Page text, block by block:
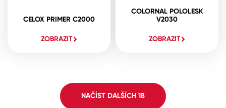
CELOX PRIMER C2000
ZOBRAZIT
COLORNAL POLOLESK
V2030
ZOBRAZIT
NAČÍST DALŠÍCH 18